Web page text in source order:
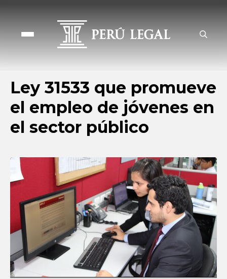
Ley 31533 que promueve
el empleo de jóvenes en
el sector público